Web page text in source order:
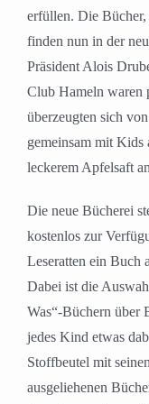
erfüllen. Die
finden nun in der
Präsident Alois
Club Hameln waren
überzeugten sich
gemeinsam mit Kids
leckerem Apfelsaft
Die neue Bücherei
kostenlos zur
Leseratten ein Buch
Dabei ist die
Was“-Büchern über
jedes Kind etwas
Stoffbeutel mit
ausgeliehenen